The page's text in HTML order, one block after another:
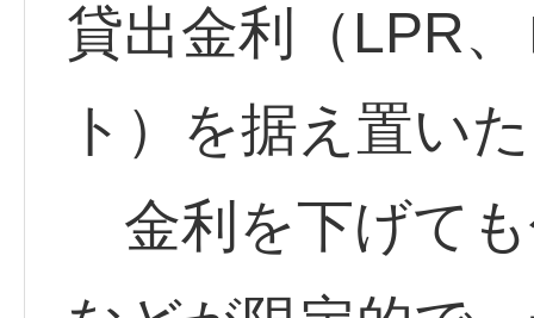
貸出金利（LPR
ト）を据え置い
金利を下げて